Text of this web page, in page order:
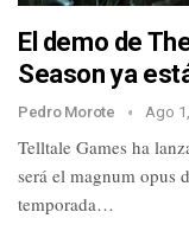
El demo de
Season ya
Pedro Morote Ago
Telltale Games ha
será el magnum opus
temporada…